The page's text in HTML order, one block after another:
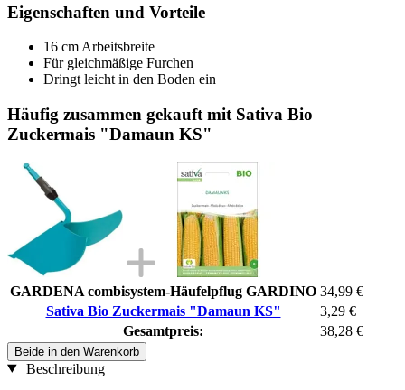
Eigenschaften und Vorteile
16 cm Arbeitsbreite
Für gleichmäßige Furchen
Dringt leicht in den Boden ein
Häufig zusammen gekauft mit Sativa Bio
Zuckermais "Damaun KS"
GARDENA combisystem-Häufelpflug GARDINO 34,99 €
Sativa Bio Zuckermais "Damaun KS"
3,29 €
Gesamtpreis:
38,28 €
Beide in den Warenkorb
Beschreibung